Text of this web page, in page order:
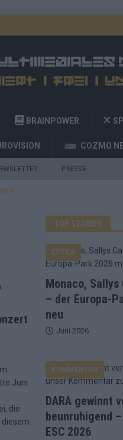
BRAINPOWER
COZMO
PRESSE
Juni
die
diesem
TOP STORIES
Monaco,
– der Europa-
neu
EXTRA
Juni 2026
DARA gewinnt
beunruhigend
ESC 2026
KOMMENTAR